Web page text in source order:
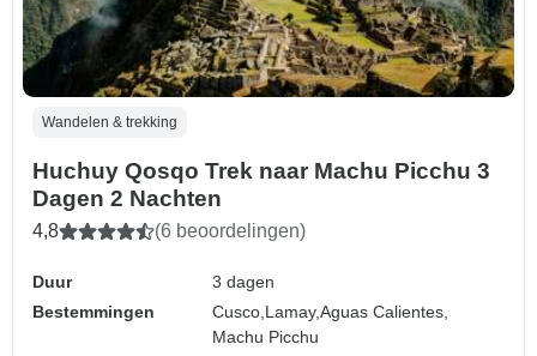
Wandelen & trekking
Huchuy Qosqo Trek naar Machu Picchu 3
Dagen 2 Nachten
4,8 (6 beoordelingen)
Duur
3 dagen
Bestemmingen
Cusco,Lamay,Aguas Calientes,
Machu Picchu